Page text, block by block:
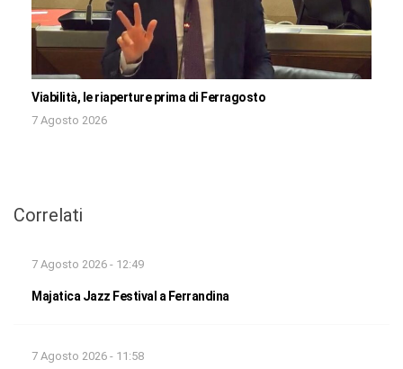
Viabilità, le riaperture prima di Ferragosto
7 Agosto 2026
Correlati
7 Agosto 2026 - 12:49
Majatica Jazz Festival a Ferrandina
7 Agosto 2026 - 11:58